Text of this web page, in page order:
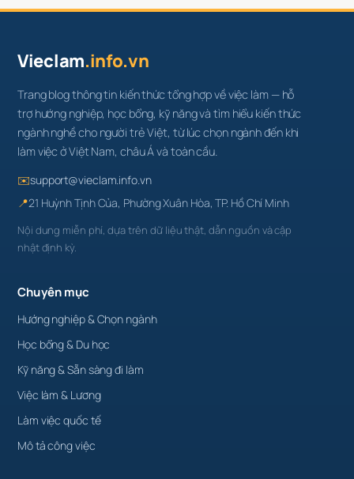
Vieclam.info.vn
Trang blog thông tin kiến thức tổng hợp về việc làm — hỗ
trợ hướng nghiệp, học bổng, kỹ năng và tìm hiểu kiến thức
ngành nghề cho người trẻ Việt, từ lúc chọn ngành đến khi
làm việc ở Việt Nam, châu Á và toàn cầu.
✉️support@vieclam.info.vn
📍21 Huỳnh Tịnh Của, Phường Xuân Hòa, TP. Hồ Chí Minh
Nội dung miễn phí, dựa trên dữ liệu thật, dẫn nguồn và cập
nhật định kỳ.
Chuyên mục
Hướng nghiệp & Chọn ngành
Học bổng & Du học
Kỹ năng & Sẵn sàng đi làm
Việc làm & Lương
Làm việc quốc tế
Mô tả công việc